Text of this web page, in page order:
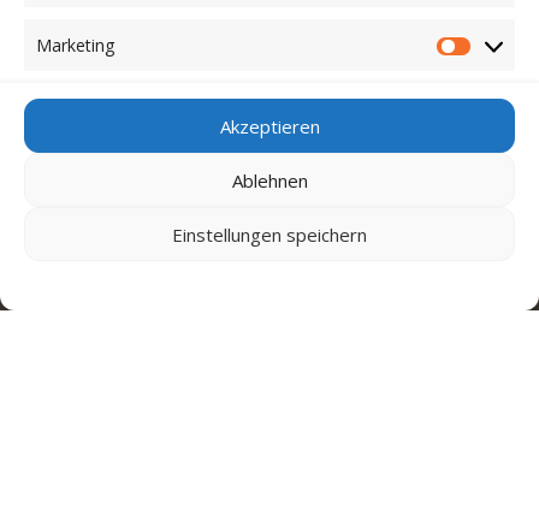
Marketing
Akzeptieren
Ablehnen
Einstellungen speichern
Kontakt